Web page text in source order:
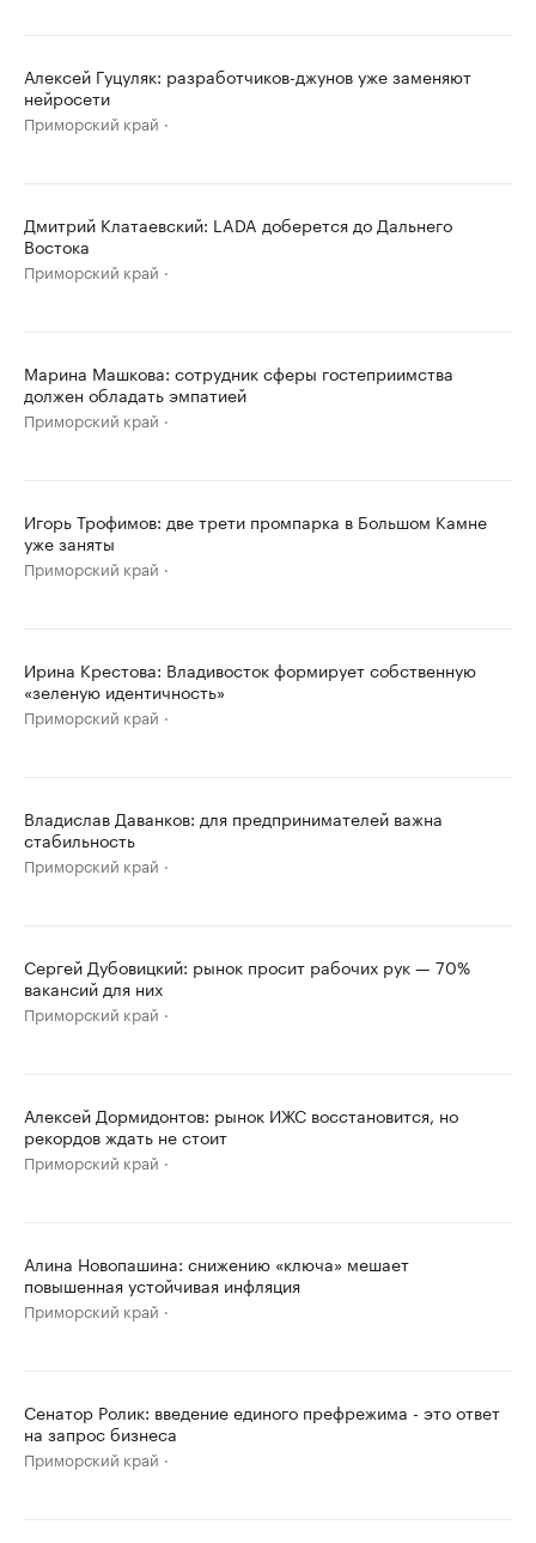
Алексей Гуцуляк: разработчиков-джунов уже заменяют
нейросети
Приморский край
Дмитрий Клатаевский: LADA доберется до Дальнего
Востока
Приморский край
Марина Машкова: сотрудник сферы гостеприимства
должен обладать эмпатией
Приморский край
Игорь Трофимов: две трети промпарка в Большом Камне
уже заняты
Приморский край
Ирина Крестова: Владивосток формирует собственную
«зеленую идентичность»
Приморский край
Владислав Даванков: для предпринимателей важна
стабильность
Приморский край
Сергей Дубовицкий: рынок просит рабочих рук — 70%
вакансий для них
Приморский край
Алексей Дормидонтов: рынок ИЖС восстановится, но
рекордов ждать не стоит
Приморский край
Алина Новопашина: снижению «ключа» мешает
повышенная устойчивая инфляция
Приморский край
Сенатор Ролик: введение единого префрежима - это ответ
на запрос бизнеса
Приморский край